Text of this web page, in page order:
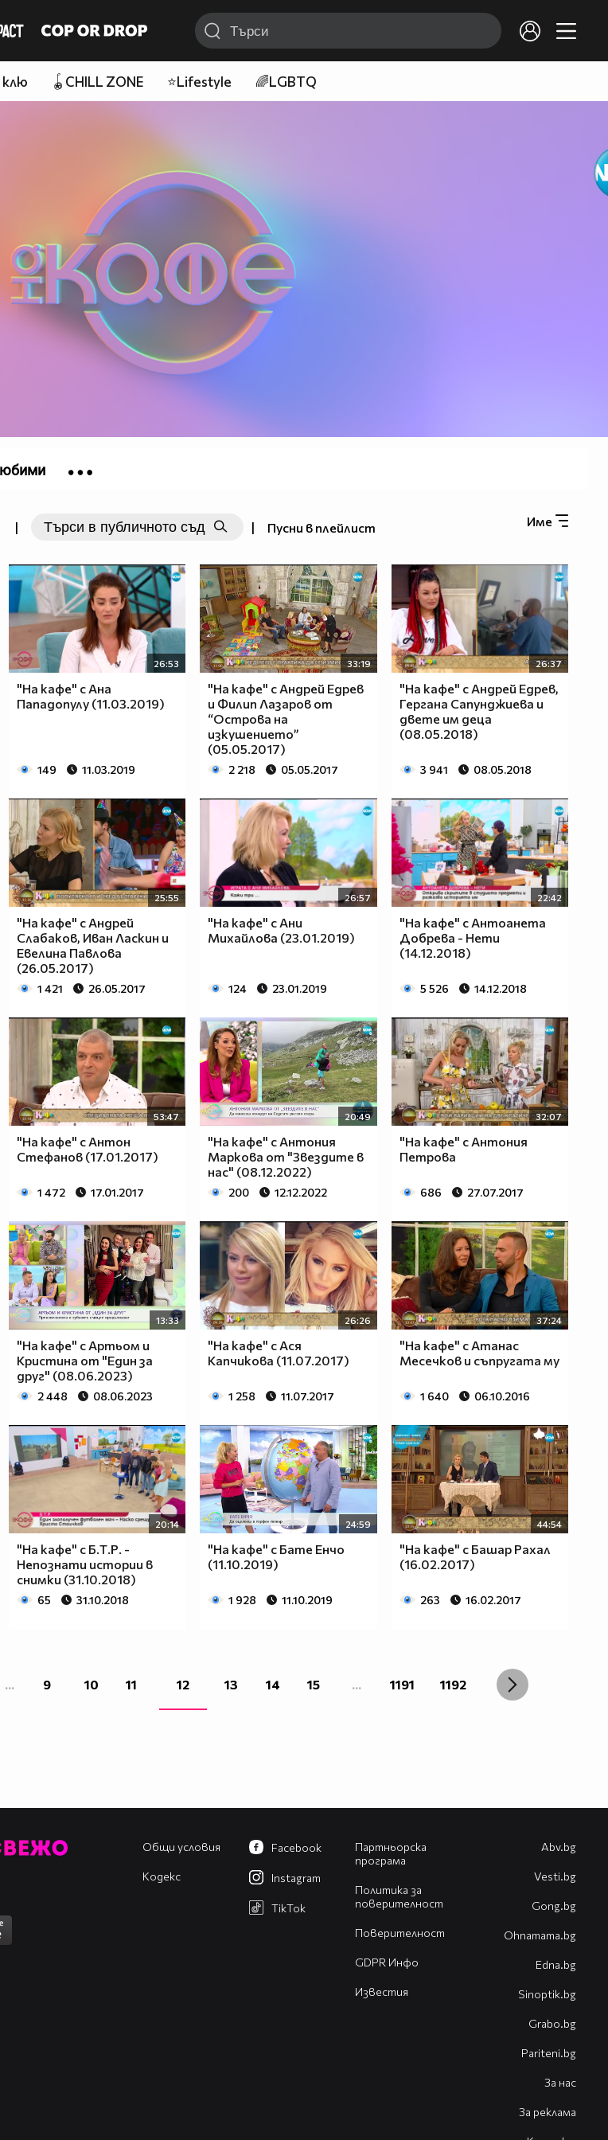
клю 🪀CHILL ZONE ⭐Lifestyle 🌈LGBTQ
Име
| | Пусни в плейлист
26:53
"На кафе" с Ана
Пападопулу (11.03.2019)
149 11.03.2019
33:19
"На кафе" с Андрей Едрев
и Филип Лазаров от
“Острова на
изкушението”
(05.05.2017)
2 218 05.05.2017
26:37
"На кафе" с Андрей Едрев,
Гергана Сапунджиева и
двете им деца
(08.05.2018)
3 941 08.05.2018
25:55
"На кафе" с Андрей
Слабаков, Иван Ласкин и
Евелина Павлова
(26.05.2017)
1 421 26.05.2017
26:57
"На кафе" с Ани
Михайлова (23.01.2019)
124 23.01.2019
22:42
"На кафе" с Антоанета
Добрева - Нети
(14.12.2018)
5 526 14.12.2018
53:47
"На кафе" с Антон
Стефанов (17.01.2017)
1 472 17.01.2017
20:49
"На кафе" с Антония
Маркова от "Звездите в
нас" (08.12.2022)
200 12.12.2022
32:07
"На кафе" с Антония
Петрова
686 27.07.2017
13:33
"На кафе" с Артьом и
Кристина от "Един за
друг" (08.06.2023)
2 448 08.06.2023
26:26
"На кафе" с Ася
Капчикова (11.07.2017)
1 258 11.07.2017
37:24
"На кафе" с Атанас
Месечков и съпругата му
1 640 06.10.2016
20:14
"На кафе" с Б.Т.Р. -
Непознати истории в
снимки (31.10.2018)
65 31.10.2018
24:59
"На кафе" с Бате Енчо
(11.10.2019)
1 928 11.10.2019
44:54
"На кафе" с Башар Рахал
(16.02.2017)
263 16.02.2017
... 9 10 11 12 13 14 15 ... 1191 1192
Общи условия
Кодекс
Партньорска
програма
Политика за
поверителност
Поверителност
GDPR Инфо
Известия
Facebook
Instagram
TikTok
Abv.bg
Vesti.bg
Gong.bg
Оhnamama.bg
Edna.bg
Sinoptik.bg
Grabo.bg
Pariteni.bg
За нас
За реклама